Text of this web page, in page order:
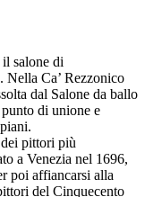
il salone di
Nella Ca’ Rezzonico
dal Salone da ballo
di unione e
pittori più
a Venezia nel 1696,
poi affiancarsi alla
del Cinquecento